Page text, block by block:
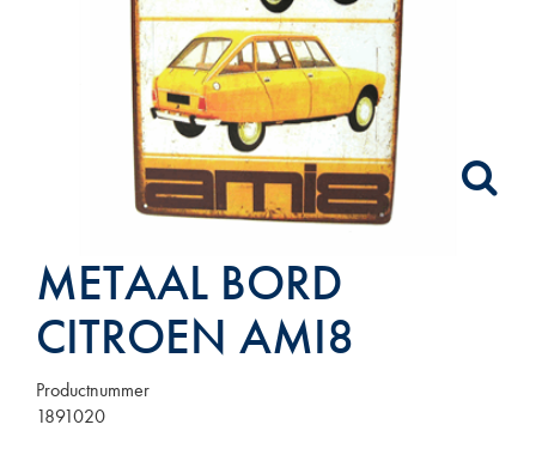
METAAL BORD
CITROEN AMI8
Productnummer
1891020